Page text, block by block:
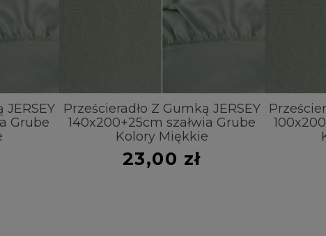
Prześcieradło Z Gumką JERSEY
140x200+25cm szałwia Grube
Kolory Miękkie
23,00 zł
Prześcieradło Z
100x200+25cm
Kolory